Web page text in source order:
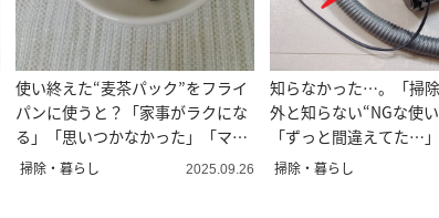
使い終えた“麦茶パック”をフライ
パンに使うと？「家事がラクにな
る」「思いつかなかった」「マネ
する」
掃除・暮らし 2025.09.26
知らなかった…。「掃
外と知らない“NGな使
「ずっと間違えてた…」
掃除・暮らし